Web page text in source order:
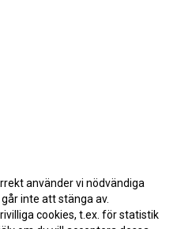
använder vi nödvändiga
inte att stänga av.
cookies, t.ex. för statistik